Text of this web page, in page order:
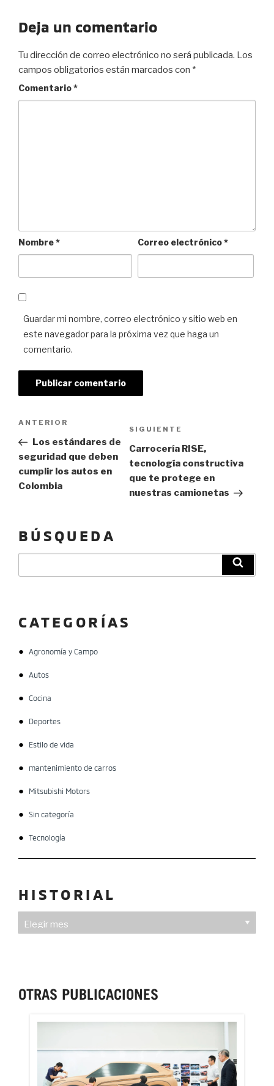
Deja un comentario
Tu dirección de correo electrónico no será publicada. Los
campos obligatorios están marcados con *
Comentario*
Nombre* Correo electrónico*
Guardar mi nombre, correo electrónico y sitio web en
este navegador para la próxima vez que haga un
comentario.
Previous
Post
ANTERIOR
Los estándares de
seguridad que deben
cumplir los autos en
Colombia
Next
Post
SIGUIENTE
Carrocería RISE,
tecnología constructiva
que te protege en
nuestras camionetas
BÚSQUEDA
por:
CATEGORÍAS
Agronomía y Campo
Autos
Cocina
Deportes
Estilo de vida
mantenimiento de carros
Mitsubishi Motors
Sin categoría
Tecnología
HISTORIAL
HISTORIAL
OTRAS PUBLICACIONES